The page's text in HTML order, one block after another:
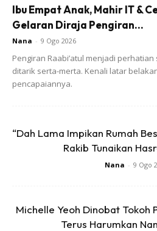
“Perasaan masa nak nikah,
sama, kami sedih sebab kalau
berada bersama kami. Namun,
bermakna.
Ibu Empat Anak, Mahir IT &
Gelaran Diraja Pengiran...
Nana - 9 Ogo 2026
Pengiran Raabi’atul menjadi
ditarik serta-merta. Kenali latar
pencapaiannya.
“Dah Lama Impikan Rumah
Rakib Tunaikan
Nana - 9 Ogo
Michelle Yeoh Dinobat Tokoh
Terus Harumkan